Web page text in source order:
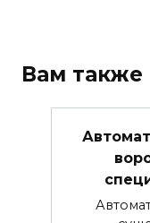
Вам также